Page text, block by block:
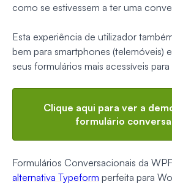
como se estivessem a ter uma
Esta experiência de utilizador
bem para smartphones (telemóveis)
seus formulários mais acessíveis
Clique aqui para ver a
formulário
Formulários Conversacionais da
alternativa Typeform perfeita para